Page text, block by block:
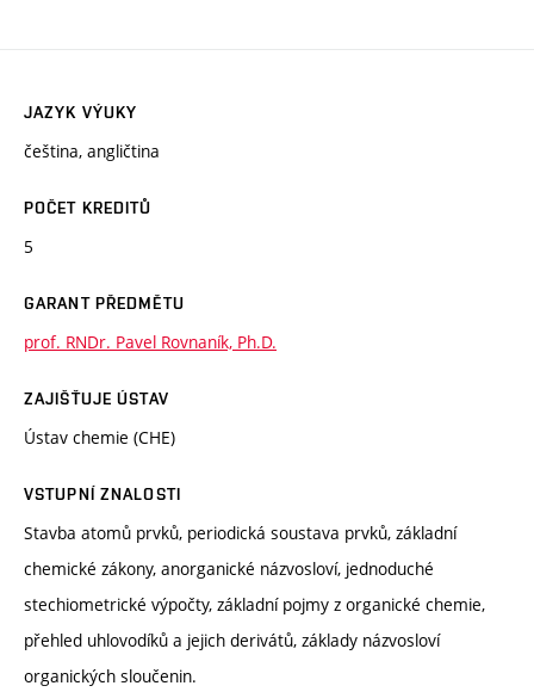
JAZYK VÝUKY
čeština, angličtina
POČET KREDITŮ
5
GARANT PŘEDMĚTU
prof. RNDr. Pavel Rovnaník, Ph.D.
ZAJIŠŤUJE ÚSTAV
Ústav chemie (CHE)
VSTUPNÍ ZNALOSTI
Stavba atomů prvků, periodická soustava prvků, základní
chemické zákony, anorganické názvosloví, jednoduché
stechiometrické výpočty, základní pojmy z organické chemie,
přehled uhlovodíků a jejich derivátů, základy názvosloví
organických sloučenin.